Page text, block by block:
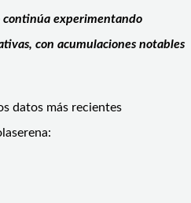
continúa experimentando
con acumulaciones notables
datos más recientes